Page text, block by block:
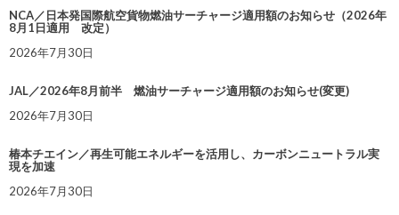
NCA／日本発国際航空貨物燃油サーチャージ適用額のお知らせ（2026年
8月1日適用 改定）
2026年7月30日
JAL／2026年8月前半 燃油サーチャージ適用額のお知らせ(変更)
2026年7月30日
椿本チエイン／再生可能エネルギーを活用し、カーボンニュートラル実
現を加速
2026年7月30日